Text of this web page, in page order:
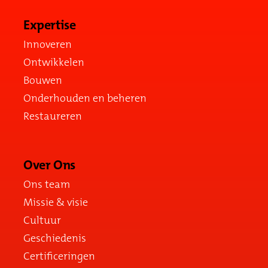
Expertise
Innoveren
Ontwikkelen
Bouwen
Onderhouden en beheren
Restaureren
Over Ons
Ons team
Missie & visie
Cultuur
Geschiedenis
Certificeringen